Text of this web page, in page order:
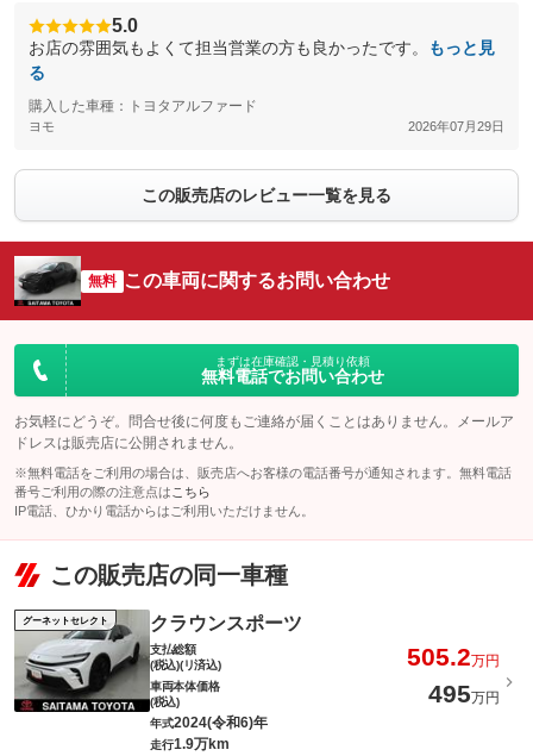
5.0
お店の雰囲気もよくて担当営業の方も良かったです。
もっと見
る
購入した車種：トヨタアルファード
ヨモ 2026年07月29日
この販売店のレビュー一覧を見る
無料 この車両に関するお問い合わせ
まずは在庫確認・見積り依頼
無料電話でお問い合わせ
お気軽にどうぞ。問合せ後に何度もご連絡が届くことはありません。メールア
ドレスは販売店に公開されません。
※無料電話をご利用の場合は、販売店へお客様の電話番号が通知されます。無料電話
番号ご利用の際の注意点は こちら
IP電話、ひかり電話からはご利用いただけません。
この販売店の同一車種
グーネットセレクト クラウンスポーツ
支払総額
(税込)(リ済込)
505.2万円
車両本体価格
(税込)
495万円
年式2024(令和6)年
走行1.9万km